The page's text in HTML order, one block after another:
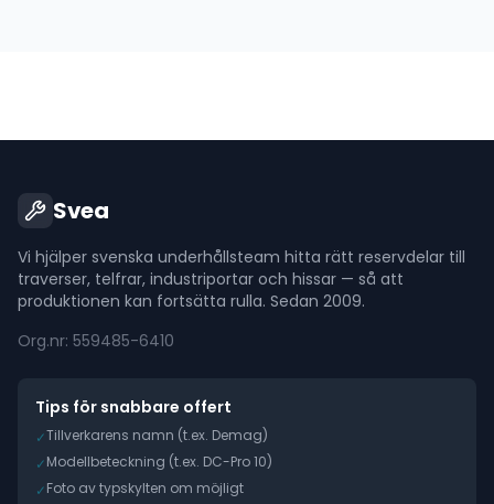
Svea
Vi hjälper svenska underhållsteam hitta rätt reservdelar till
traverser, telfrar, industriportar och hissar — så att
produktionen kan fortsätta rulla. Sedan 2009.
Org.nr: 559485-6410
Tips för snabbare offert
✓Tillverkarens namn (t.ex. Demag)
✓Modellbeteckning (t.ex. DC-Pro 10)
✓Foto av typskylten om möjligt